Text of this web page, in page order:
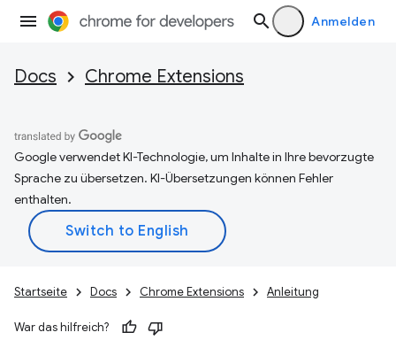
Anmelden
Docs Chrome Extensions
Google verwendet KI-Technologie, um Inhalte in Ihre bevorzugte
Sprache zu übersetzen. KI-Übersetzungen können Fehler
enthalten.
Startseite Docs Chrome Extensions Anleitung
War das hilfreich?